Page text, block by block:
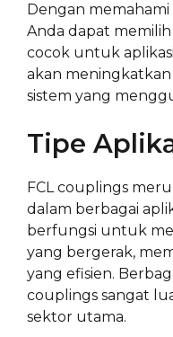
Dengan
Anda dapat
cocok untuk
akan meningkatkan
sistem yang
Tipe
FCL couplings
dalam berbagai
berfungsi untuk
yang bergerak,
yang efisien.
couplings sangat
sektor utama.